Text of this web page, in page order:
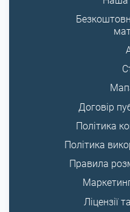
Договір
Політика
Політика
Правила
Ліцензії